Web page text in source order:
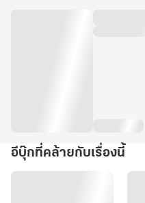
อีบุ๊กที่คล้ายกับเรื่องนี้